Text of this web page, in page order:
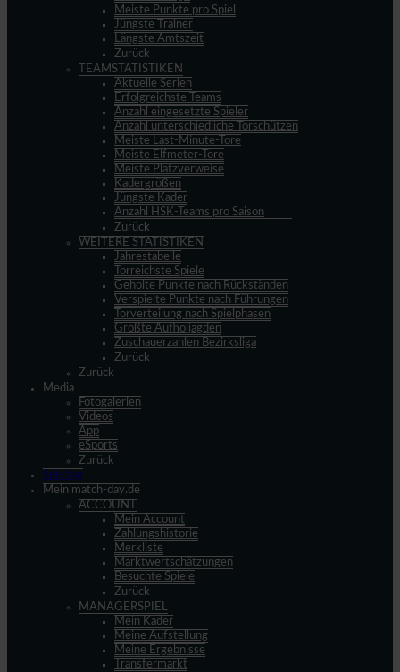
Meiste Punkte pro Spiel
Jüngste Trainer
Längste Amtszeit
Zurück
TEAMSTATISTIKEN
Aktuelle Serien
Erfolgreichste Teams
Anzahl eingesetzte Spieler
Anzahl unterschiedliche Torschützen
Meiste Last-Minute-Tore
Meiste Elfmeter-Tore
Meiste Platzverweise
Kadergrößen
Jüngste Kader
Anzahl HSK-Teams pro Saison
Zurück
WEITERE STATISTIKEN
Jahrestabelle
Torreichste Spiele
Geholte Punkte nach Rückständen
Verspielte Punkte nach Führungen
Torverteilung nach Spielphasen
Größte Aufholjagden
Zuschauerzahlen Bezirksliga
Zurück
Zurück
Media
Fotogalerien
Videos
App
eSports
Zurück
Spieltag
Mein match-day.de
ACCOUNT
Mein Account
Zahlungshistorie
Merkliste
Marktwertschätzungen
Besuchte Spiele
Zurück
MANAGERSPIEL
Mein Kader
Meine Aufstellung
Meine Ergebnisse
Transfermarkt